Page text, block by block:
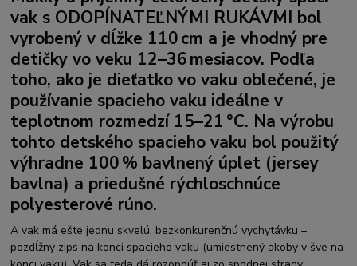
vak s ODOPÍNATEĽNÝMI RUKÁVMI bol
vyrobený v dĺžke 110 cm a je vhodný pre
detičky vo veku 12–36 mesiacov. Podľa
toho, ako je dieťatko vo vaku oblečené, je
používanie spacieho vaku ideálne v
teplotnom rozmedzí 15–21 °C. Na výrobu
tohto detského spacieho vaku bol použitý
výhradne 100 % bavlnený úplet (jersey
bavlna) a priedušné rýchloschnúce
polyesterové rúno.
A vak má ešte jednu skvelú, bezkonkurenčnú vychytávku –
pozdĺžny zips na konci spacieho vaku (umiestnený akoby v šve na